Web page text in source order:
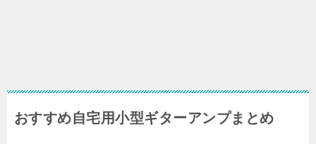
おすすめ自宅用小型ギターアンプまとめ